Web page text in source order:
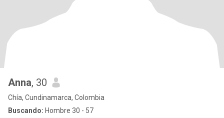
Anna, 30
Chía, Cundinamarca, Colombia
Buscando: Hombre 30 - 57